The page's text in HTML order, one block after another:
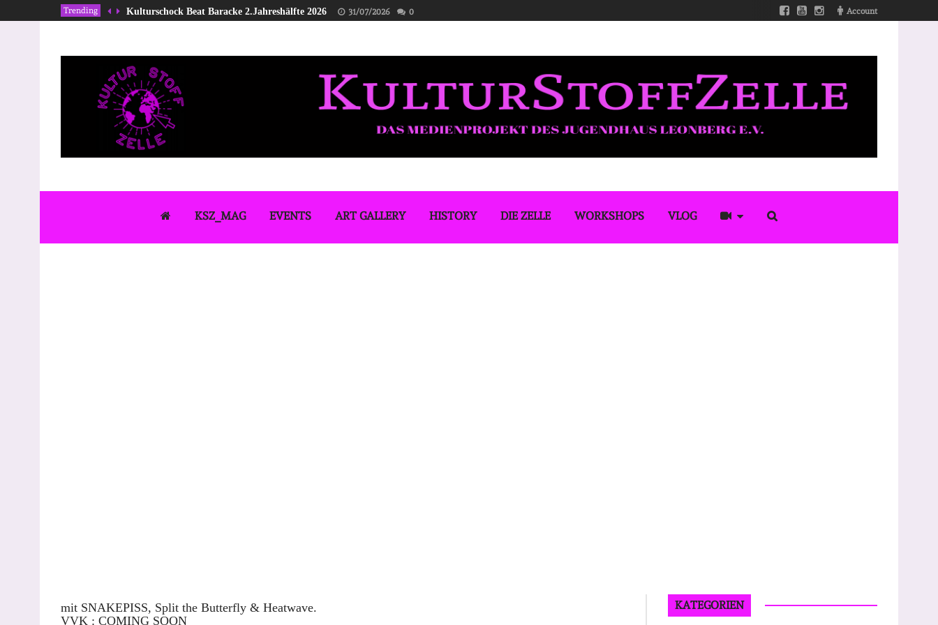
Trending Kulturschock Beat Baracke 2.Jahreshälfte 2026 31/07/2026 0 Account
KSZ_MAG EVENTS ART GALLERY HISTORY DIE ZELLE WORKSHOPS VLOG
mit SNAKEPISS, Split the Butterfly & Heatwave.
VVK : COMING SOON
KATEGORIEN